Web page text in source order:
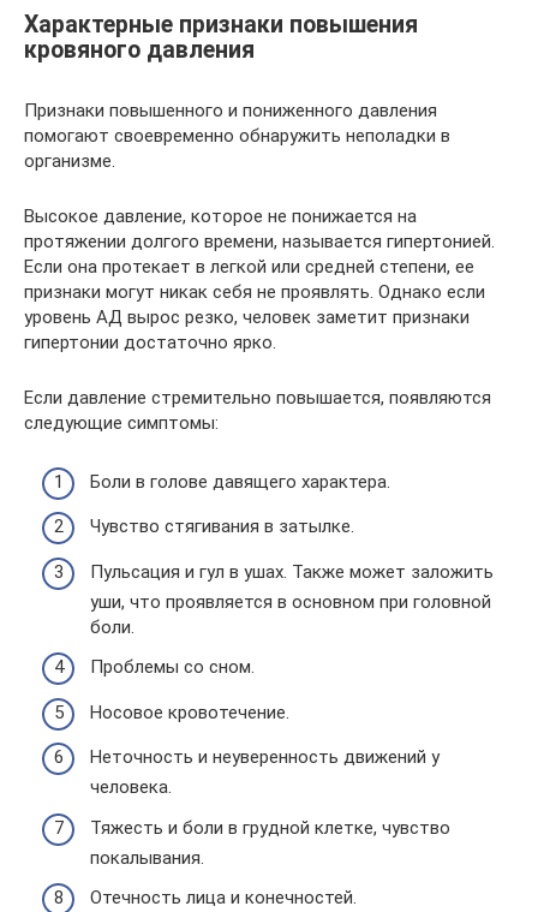
Характерные признаки повышения
кровяного давления
Признаки повышенного и пониженного давления
помогают своевременно обнаружить неполадки в
организме.
Высокое давление, которое не понижается на
протяжении долгого времени, называется гипертонией.
Если она протекает в легкой или средней степени, ее
признаки могут никак себя не проявлять. Однако если
уровень АД вырос резко, человек заметит признаки
гипертонии достаточно ярко.
Если давление стремительно повышается, появляются
следующие симптомы:
Боли в голове давящего характера.
Чувство стягивания в затылке.
Пульсация и гул в ушах. Также может заложить
уши, что проявляется в основном при головной
боли.
Проблемы со сном.
Носовое кровотечение.
Неточность и неуверенность движений у
человека.
Тяжесть и боли в грудной клетке, чувство
покалывания.
Отечность лица и конечностей.